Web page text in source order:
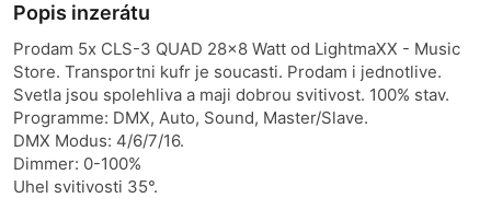
Popis inzerátu
Prodam 5x CLS-3 QUAD 28x8 Watt od LightmaXX - Music
Store. Transportni kufr je soucasti. Prodam i jednotlive.
Svetla jsou spolehliva a maji dobrou svitivost. 100% stav.
Programme: DMX, Auto, Sound, Master/Slave.
DMX Modus: 4/6/7/16.
Dimmer: 0-100%
Uhel svitivosti 35°.